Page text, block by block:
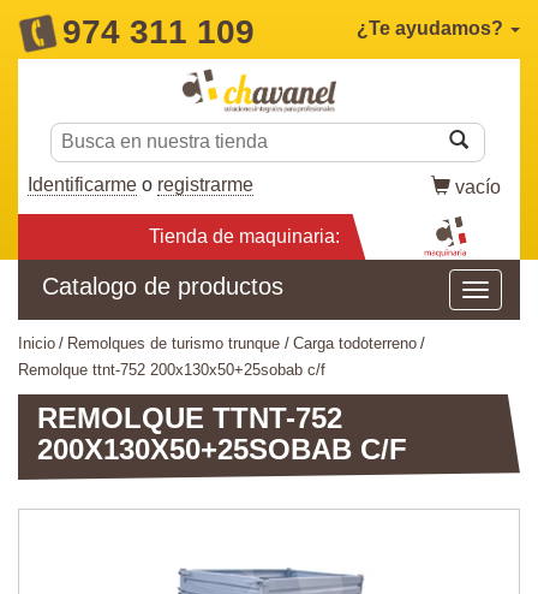
974 311 109 ¿Te ayudamos?
Identificarme o registrarme vacío
Tienda de maquinaria:
Catalogo de productos
inicio remolques de turismo trunque
carga todoterreno
remolque ttnt-752 200x130x50+25sobab c/f
REMOLQUE TTNT-752
200X130X50+25SOBAB C/F